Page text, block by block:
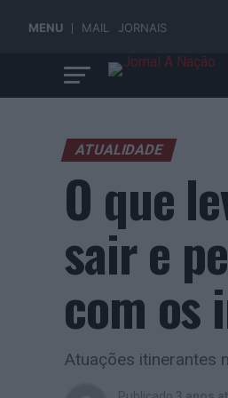
MENU MAIL JORNAIS
ATUALIDADE
O que
sair e
com os
Atuações itinerantes